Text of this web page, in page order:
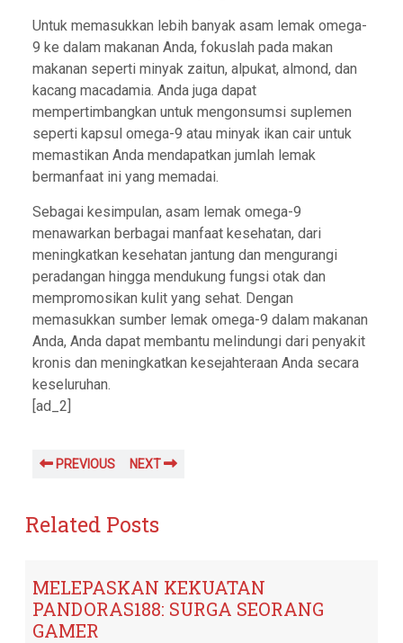
Untuk memasukkan lebih banyak asam lemak omega-
9 ke dalam makanan Anda, fokuslah pada makan
makanan seperti minyak zaitun, alpukat, almond, dan
kacang macadamia. Anda juga dapat
mempertimbangkan untuk mengonsumsi suplemen
seperti kapsul omega-9 atau minyak ikan cair untuk
memastikan Anda mendapatkan jumlah lemak
bermanfaat ini yang memadai.
Sebagai kesimpulan, asam lemak omega-9
menawarkan berbagai manfaat kesehatan, dari
meningkatkan kesehatan jantung dan mengurangi
peradangan hingga mendukung fungsi otak dan
mempromosikan kulit yang sehat. Dengan
memasukkan sumber lemak omega-9 dalam makanan
Anda, Anda dapat membantu melindungi dari penyakit
kronis dan meningkatkan kesejahteraan Anda secara
keseluruhan.
[ad_2]
PREVIOUS NEXT
Related Posts
MELEPASKAN KEKUATAN
PANDORAS188: SURGA SEORANG
GAMER